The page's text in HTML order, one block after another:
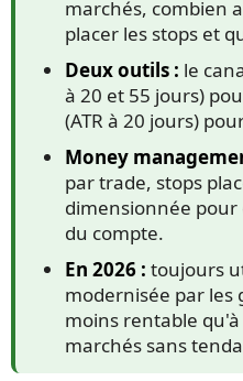
marchés, combien
placer les stops et
Deux outils : le
à 20 et 55 jours)
(ATR à 20 jours)
Money
par trade, stops
dimensionnée pour
du compte.
En 2026 : toujours
modernisée par les
moins rentable
marchés sans